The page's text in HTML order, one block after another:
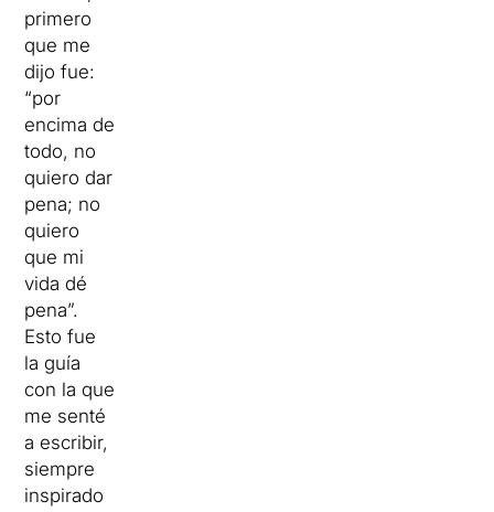
primero
que me
dijo fue:
“por
encima de
todo, no
quiero dar
pena; no
quiero
que mi
vida dé
pena”.
Esto fue
la guía
con la que
me senté
a escribir,
siempre
inspirado